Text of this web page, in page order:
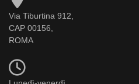
Via Tiburtina 912,
CAP 00156,
ROMA